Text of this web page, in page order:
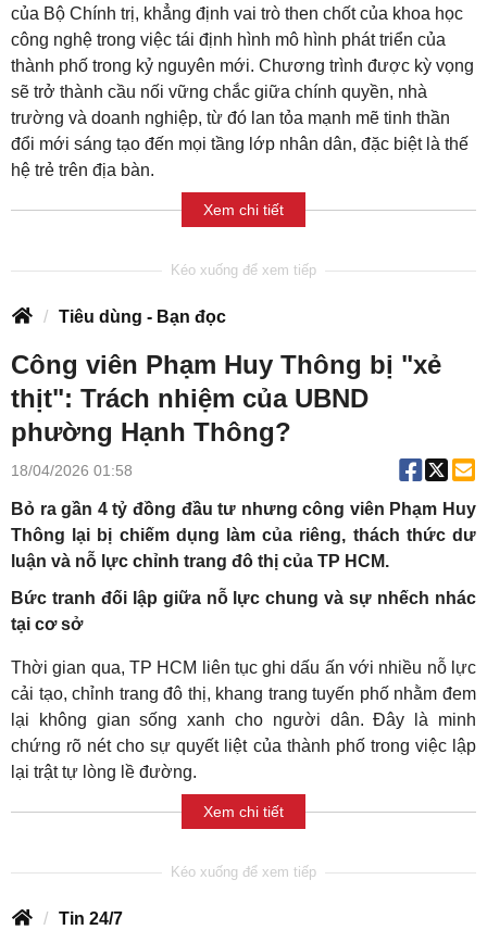
của Bộ Chính trị, khẳng định vai trò then chốt của khoa học
công nghệ trong việc tái định hình mô hình phát triển của
thành phố trong kỷ nguyên mới. Chương trình được kỳ vọng
sẽ trở thành cầu nối vững chắc giữa chính quyền, nhà
trường và doanh nghiệp, từ đó lan tỏa mạnh mẽ tinh thần
đổi mới sáng tạo đến mọi tầng lớp nhân dân, đặc biệt là thế
hệ trẻ trên địa bàn.
Xem chi tiết
Tiêu dùng - Bạn đọc
Công viên Phạm Huy Thông bị "xẻ
thịt": Trách nhiệm của UBND
phường Hạnh Thông?
18/04/2026 01:58
Bỏ ra gần 4 tỷ đồng đầu tư nhưng công viên Phạm Huy
Thông lại bị chiếm dụng làm của riêng, thách thức dư
luận và nỗ lực chỉnh trang đô thị của TP HCM.
Bức tranh đối lập giữa nỗ lực chung và sự nhếch nhác
tại cơ sở
Thời gian qua, TP HCM liên tục ghi dấu ấn với nhiều nỗ lực
cải tạo, chỉnh trang đô thị, khang trang tuyến phố nhằm đem
lại không gian sống xanh cho người dân. Đây là minh
chứng rõ nét cho sự quyết liệt của thành phố trong việc lập
lại trật tự lòng lề đường.
Xem chi tiết
Tin 24/7